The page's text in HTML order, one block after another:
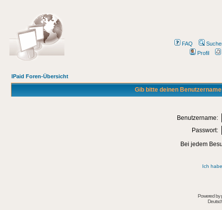
FAQ
Profil
IPaid Foren-Übersicht
Gib bitte deinen
Benutzername:
Passwort:
Bei jedem
Ich
Powered by